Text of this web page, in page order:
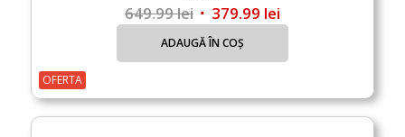
649.99lei Prețul
inițial
649.99 lei.
379.99 leiPrețul
curent
este:
ADAUGĂ ÎN COȘ
OFERTA